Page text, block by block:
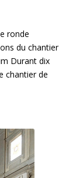
ronde
du chantier
Durant dix
chantier de